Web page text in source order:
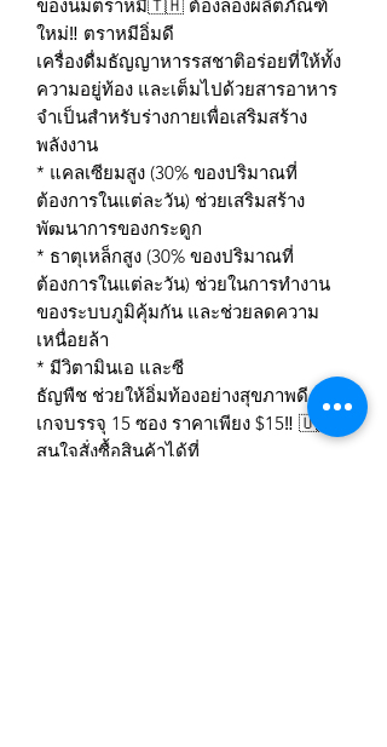
ของนมตราหมี🇹🇭 ต้องลองผลิตภัณฑ์
ใหม่‼️ ตราหมีอิ่มดี
เครื่องดื่มธัญญาหารรสชาติอร่อยที่ให้ทั้ง
ความอยู่ท้อง และเต็มไปด้วยสารอาหาร
จำเป็นสำหรับร่างกายเพื่อเสริมสร้าง
พลังงาน
* แคลเซียมสูง (30% ของปริมาณที่
ต้องการในแต่ละวัน) ช่วยเสริมสร้าง
พัฒนาการของกระดูก
* ธาตุเหล็กสูง (30% ของปริมาณที่
ต้องการในแต่ละวัน) ช่วยในการทำงาน
ของระบบภูมิคุ้มกัน และช่วยลดความ
เหนื่อยล้า
* มีวิตามินเอ และซี
ธัญพืช ช่วยให้อิ่มท้องอย่างสุขภาพดี แพค
เกจบรรจุ 15 ซอง ราคาเพียง $15‼️ 🇺🇸
สนใจสั่งซื้อสินค้าได้ที่